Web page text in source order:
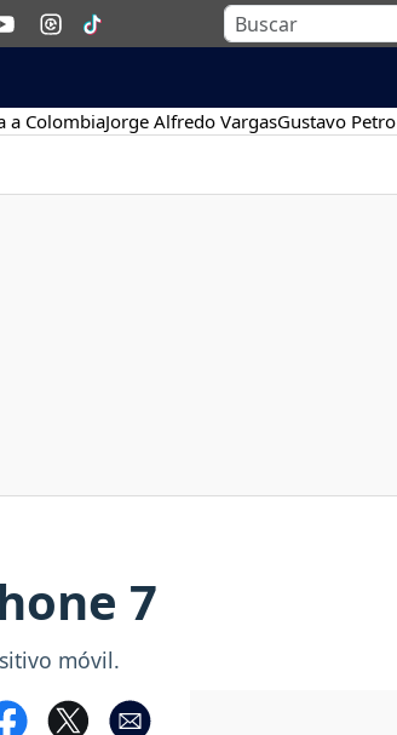
a ColombiaJorge Alfredo VargasGustavo Petro
7
móvil.